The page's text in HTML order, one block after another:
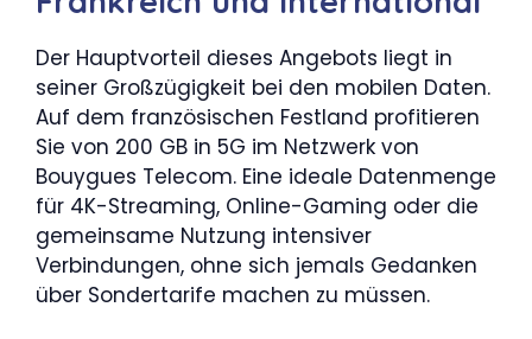
Der Hauptvorteil dieses Angebots liegt in
seiner Großzügigkeit bei den mobilen Daten.
Auf dem französischen Festland profitieren
Sie von 200 GB in 5G im Netzwerk von
Bouygues Telecom. Eine ideale Datenmenge
für 4K-Streaming, Online-Gaming oder die
gemeinsame Nutzung intensiver
Verbindungen, ohne sich jemals Gedanken
über Sondertarife machen zu müssen.